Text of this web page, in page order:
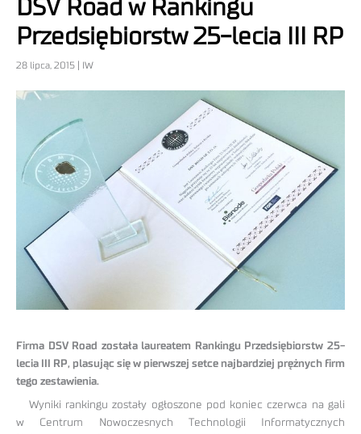
DSV Road w Rankingu
Przedsiębiorstw 25-lecia III RP
28 lipca, 2015 | IW
Firma DSV Road została laureatem Rankingu Przedsiębiorstw 25-
lecia III RP, plasując się w pierwszej setce najbardziej prężnych firm
tego zestawienia.
Wyniki rankingu zostały ogłoszone pod koniec czerwca na gali
w Centrum Nowoczesnych Technologii Informatycznych